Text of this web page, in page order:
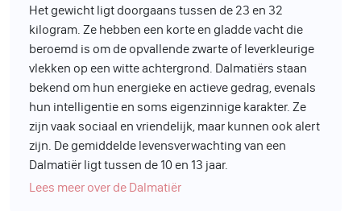
Het gewicht ligt doorgaans tussen de 23 en 32
kilogram. Ze hebben een korte en gladde vacht die
beroemd is om de opvallende zwarte of leverkleurige
vlekken op een witte achtergrond. Dalmatiërs staan
bekend om hun energieke en actieve gedrag, evenals
hun intelligentie en soms eigenzinnige karakter. Ze
zijn vaak sociaal en vriendelijk, maar kunnen ook alert
zijn. De gemiddelde levensverwachting van een
Dalmatiër ligt tussen de 10 en 13 jaar.
Lees meer over de Dalmatiër